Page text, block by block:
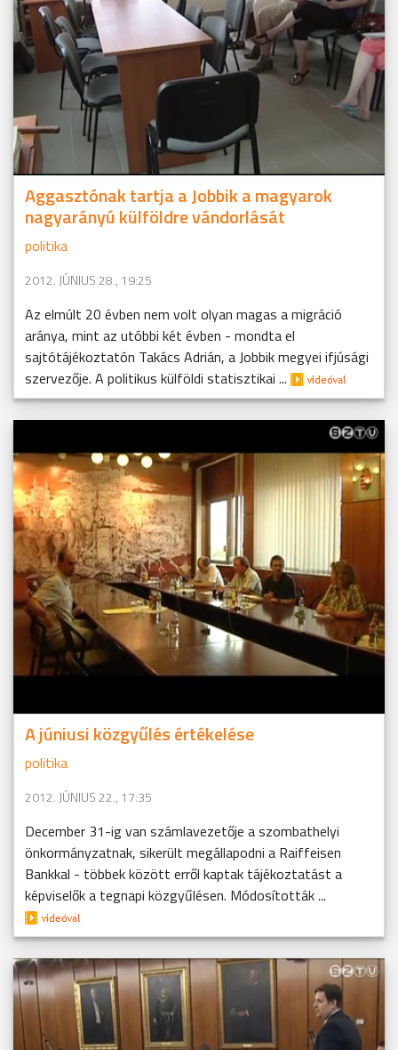
Aggasztónak tartja a Jobbik a magyarok
nagyarányú külföldre vándorlását
politika
2012. JÚNIUS 28., 19:25
Az elmúlt 20 évben nem volt olyan magas a migráció
aránya, mint az utóbbi két évben - mondta el
sajtótájékoztatón Takács Adrián, a Jobbik megyei ifjúsági
szervezője. A politikus külföldi statisztikai ...
A júniusi közgyűlés értékelése
politika
2012. JÚNIUS 22., 17:35
December 31-ig van számlavezetője a szombathelyi
önkormányzatnak, sikerült megállapodni a Raiffeisen
Bankkal - többek között erről kaptak tájékoztatást a
képviselők a tegnapi közgyűlésen. Módosították ...